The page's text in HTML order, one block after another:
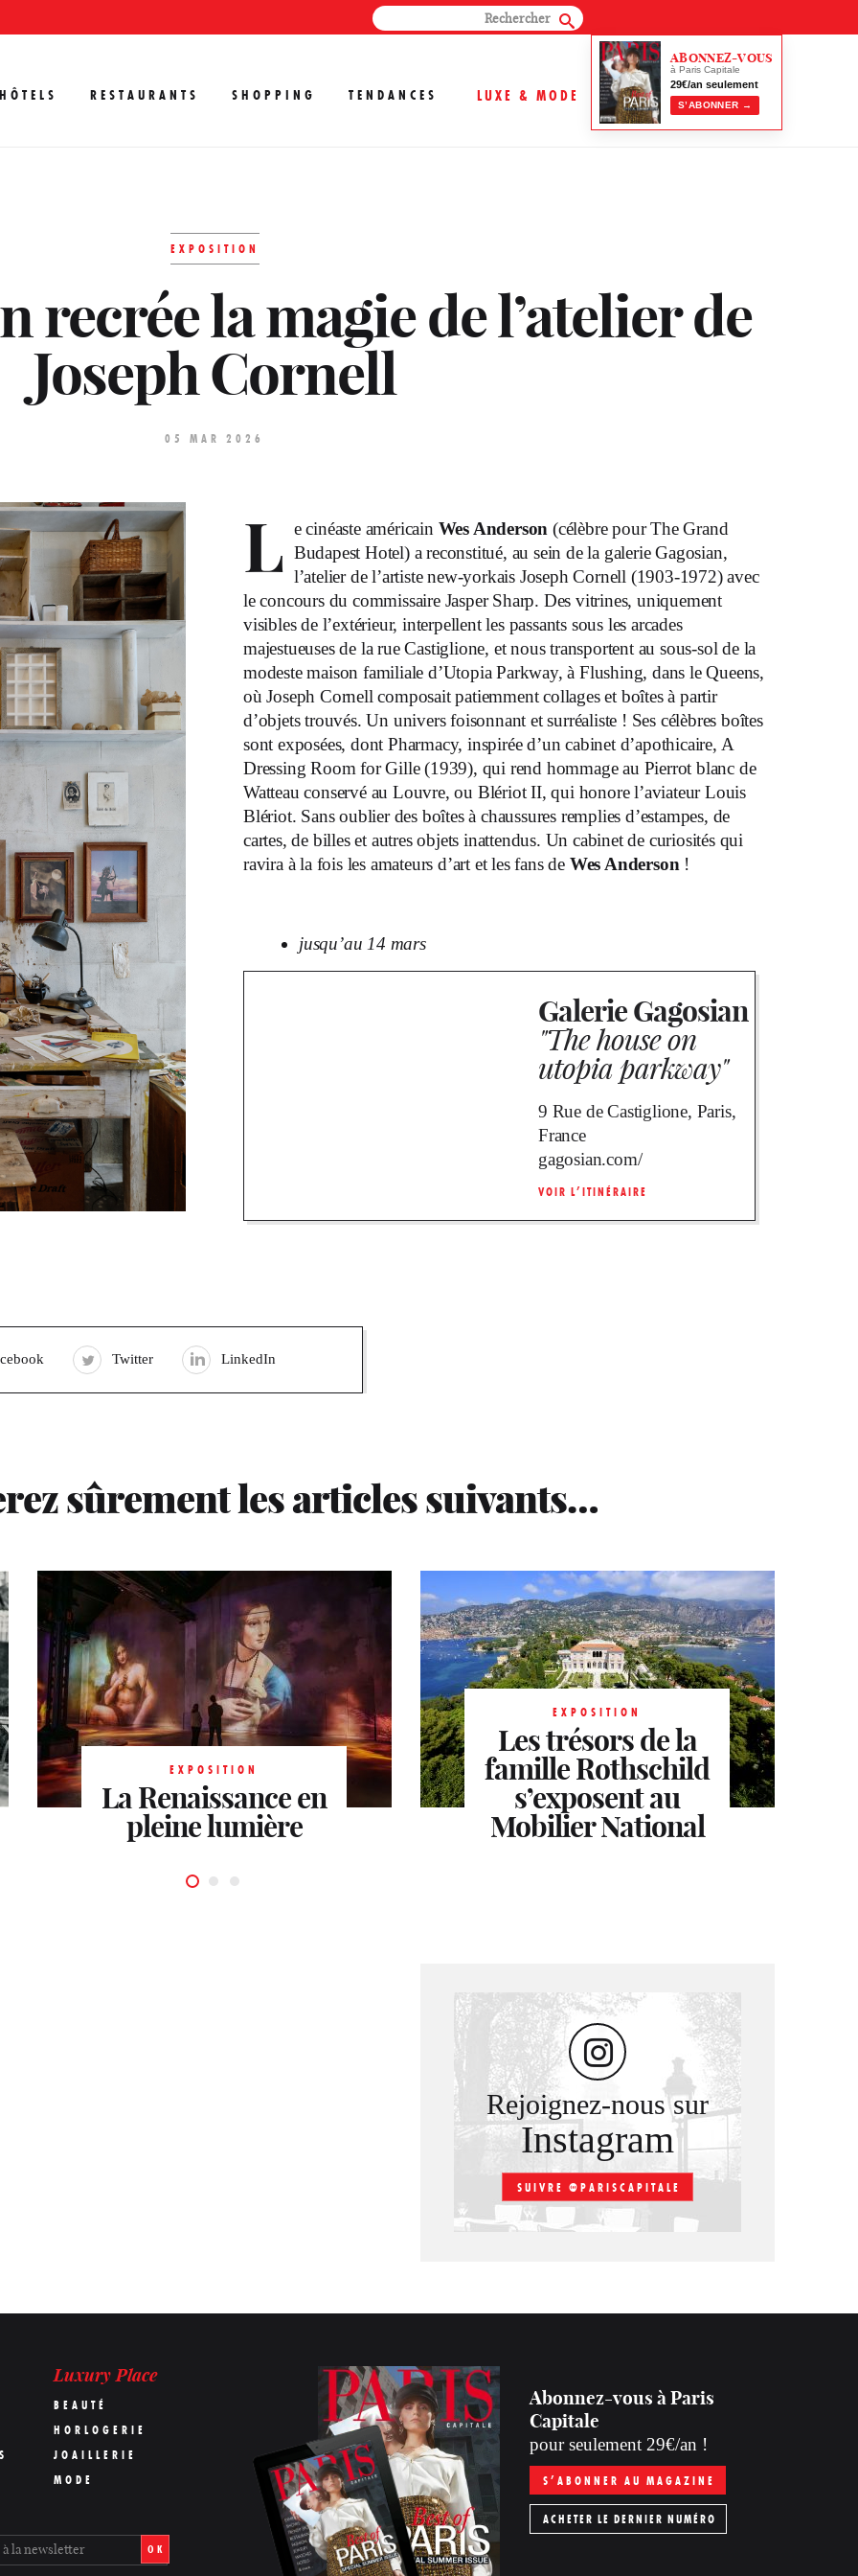
HÔTELS RESTAURANTS SHOPPING TENDANCES LUXE & MODE
ABONNEZ-VOUS
à Paris Capitale
29€/an seulement
S’ABONNER →
EXPOSITION
recrée la magie de l’atelier de
Joseph Cornell
05 MAR 2026
L e cinéaste américain Wes Anderson (célèbre pour The Grand
Budapest Hotel) a reconstitué, au sein de la galerie Gagosian,
l’atelier de l’artiste new-yorkais Joseph Cornell (1903-1972) avec
le concours du commissaire Jasper Sharp. Des vitrines, uniquement
visibles de l’extérieur, interpellent les passants sous les arcades
majestueuses de la rue Castiglione, et nous transportent au sous-sol de la
modeste maison familiale d’Utopia Parkway, à Flushing, dans le Queens,
où Joseph Cornell composait patiemment collages et boîtes à partir
d’objets trouvés. Un univers foisonnant et surréaliste ! Ses célèbres boîtes
sont exposées, dont Pharmacy, inspirée d’un cabinet d’apothicaire, A
Dressing Room for Gille (1939), qui rend hommage au Pierrot blanc de
Watteau conservé au Louvre, ou Blériot II, qui honore l’aviateur Louis
Blériot. Sans oublier des boîtes à chaussures remplies d’estampes, de
cartes, de billes et autres objets inattendus. Un cabinet de curiosités qui
ravira à la fois les amateurs d’art et les fans de Wes Anderson !
jusqu’au 14 mars
Galerie Gagosian
"The house on
utopia parkway"
9 Rue de Castiglione, Paris,
France
gagosian.com/
VOIR L’ITINÉRAIRE
Twitter LinkedIn
sûrement les articles suivants…
EXPOSITION
La Renaissance en
pleine lumière
EXPOSITION
Les trésors de la
famille Rothschild
s’exposent au
Mobilier National
EXPOSITION
Le Modernisme
brésilien. Gaspar
Gasparian
EXPOSITION
La Fondation
Cartier en mode
performance
EXPOSITION
Les nombreux
secrets des
Licornes
EXPOSITION
Leonard Martin.
Chef menteur
Rejoignez-nous sur
Instagram
SUIVRE @PARISCAPITALE
Luxury Place
BEAUTÉ
HORLOGERIE
JOAILLERIE
MODE
OK
Abonnez-vous à Paris
Capitale
pour seulement 29€/an !
S’ABONNER AU MAGAZINE
ACHETER LE DERNIER NUMÉRO